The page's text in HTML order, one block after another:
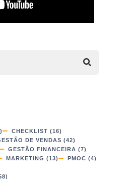
CHECKLIST (16)
DE VENDAS (42)
GESTÃO FINANCEIRA (7)
MARKETING (13) PMOC (4)